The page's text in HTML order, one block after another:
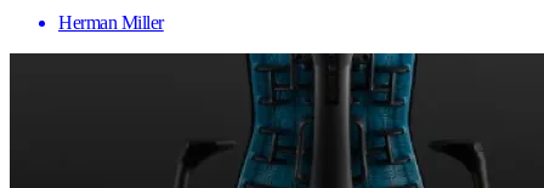
Herman Miller